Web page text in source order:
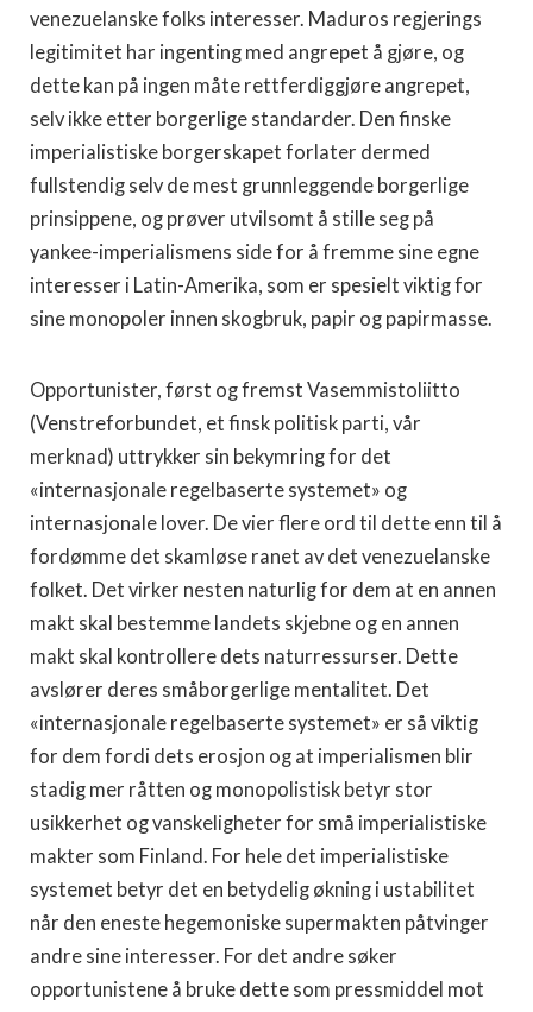
venezuelanske folks interesser. Maduros regjerings
legitimitet har ingenting med angrepet å gjøre, og
dette kan på ingen måte rettferdiggjøre angrepet,
selv ikke etter borgerlige standarder. Den finske
imperialistiske borgerskapet forlater dermed
fullstendig selv de mest grunnleggende borgerlige
prinsippene, og prøver utvilsomt å stille seg på
yankee-imperialismens side for å fremme sine egne
interesser i Latin-Amerika, som er spesielt viktig for
sine monopoler innen skogbruk, papir og papirmasse.
Opportunister, først og fremst Vasemmistoliitto
(Venstreforbundet, et finsk politisk parti, vår
merknad) uttrykker sin bekymring for det
«internasjonale regelbaserte systemet» og
internasjonale lover. De vier flere ord til dette enn til å
fordømme det skamløse ranet av det venezuelanske
folket. Det virker nesten naturlig for dem at en annen
makt skal bestemme landets skjebne og en annen
makt skal kontrollere dets naturressurser. Dette
avslører deres småborgerlige mentalitet. Det
«internasjonale regelbaserte systemet» er så viktig
for dem fordi dets erosjon og at imperialismen blir
stadig mer råtten og monopolistisk betyr stor
usikkerhet og vanskeligheter for små imperialistiske
makter som Finland. For hele det imperialistiske
systemet betyr det en betydelig økning i ustabilitet
når den eneste hegemoniske supermakten påtvinger
andre sine interesser. For det andre søker
opportunistene å bruke dette som pressmiddel mot